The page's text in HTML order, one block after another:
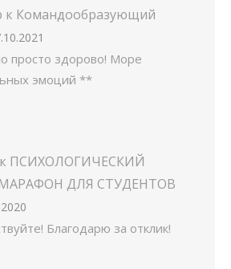
к Командообразующий
просто здорово! Море
эмоций **
к ПСИХОЛОГИЧЕСКИЙ
ДЛЯ СТУДЕНТОВ
Благодарю за отклик!